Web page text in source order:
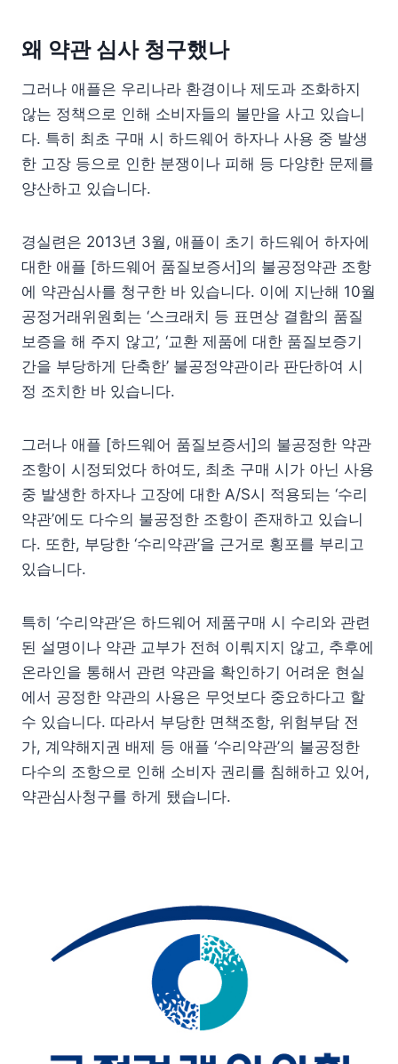
왜 약관 심사 청구했나
그러나 애플은 우리나라 환경이나 제도과 조화하지
않는 정책으로 인해 소비자들의 불만을 사고 있습니
다. 특히 최초 구매 시 하드웨어 하자나 사용 중 발생
한 고장 등으로 인한 분쟁이나 피해 등 다양한 문제를
양산하고 있습니다.
경실련은 2013년 3월, 애플이 초기 하드웨어 하자에
대한 애플 [하드웨어 품질보증서]의 불공정약관 조항
에 약관심사를 청구한 바 있습니다. 이에 지난해 10월
공정거래위원회는 ‘스크래치 등 표면상 결함의 품질
보증을 해 주지 않고’, ‘교환 제품에 대한 품질보증기
간을 부당하게 단축한’ 불공정약관이라 판단하여 시
정 조치한 바 있습니다.
그러나 애플 [하드웨어 품질보증서]의 불공정한 약관
조항이 시정되었다 하여도, 최초 구매 시가 아닌 사용
중 발생한 하자나 고장에 대한 A/S시 적용되는 ‘수리
약관’에도 다수의 불공정한 조항이 존재하고 있습니
다. 또한, 부당한 ‘수리약관’을 근거로 횡포를 부리고
있습니다.
특히 ‘수리약관’은 하드웨어 제품구매 시 수리와 관련
된 설명이나 약관 교부가 전혀 이뤄지지 않고, 추후에
온라인을 통해서 관련 약관을 확인하기 어려운 현실
에서 공정한 약관의 사용은 무엇보다 중요하다고 할
수 있습니다. 따라서 부당한 면책조항, 위험부담 전
가, 계약해지권 배제 등 애플 ‘수리약관’의 불공정한
다수의 조항으로 인해 소비자 권리를 침해하고 있어,
약관심사청구를 하게 됐습니다.